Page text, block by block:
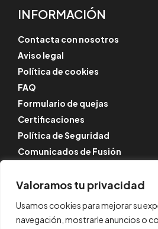
Valoramos tu privacidad
Usamos cookies para mejorar su
navegación, mostrarle anuncios o
INFORMACIÓN
Contacta con nosotros
Aviso legal
Política de cookies
FAQ
Formulario de quejas
Certificaciones
Política de Seguridad
Comunicados de Fusión
LinkedIn